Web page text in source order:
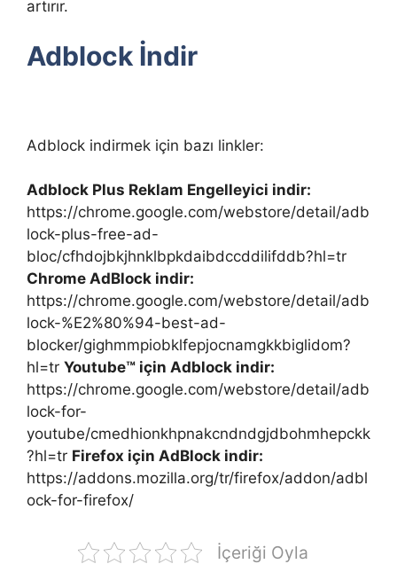
artırır.
Adblock İndir
Adblock indirmek için bazı linkler:
Adblock Plus Reklam Engelleyici indir:
https://chrome.google.com/webstore/detail/adb
lock-plus-free-ad-
bloc/cfhdojbkjhnklbpkdaibdccddilifddb?hl=tr
Chrome AdBlock indir:
https://chrome.google.com/webstore/detail/adb
lock-%E2%80%94-best-ad-
blocker/gighmmpiobklfepjocnamgkkbiglidom?
hl=tr Youtube™ için Adblock indir:
https://chrome.google.com/webstore/detail/adb
lock-for-
youtube/cmedhionkhpnakcndndgjdbohmhepckk
?hl=tr Firefox için AdBlock indir:
https://addons.mozilla.org/tr/firefox/addon/adbl
ock-for-firefox/
İçeriği Oyla